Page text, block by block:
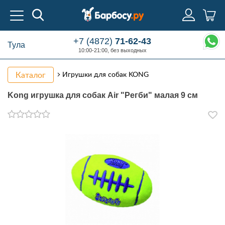
Тула +7 (4872)71-62-43
10:00-21:00, без выходных
Каталог Игрушки для собак KONG
Kong игрушка для собак Air "Регби" малая 9 см